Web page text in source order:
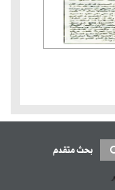
بحث متقدم